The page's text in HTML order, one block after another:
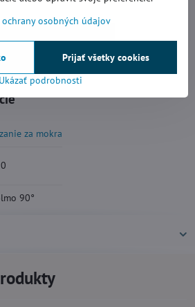
dlažbu
250 mm
za mokra
90°
ochrany osobných údajov
Ukázať podrobnosti
Prijať všetky cookies